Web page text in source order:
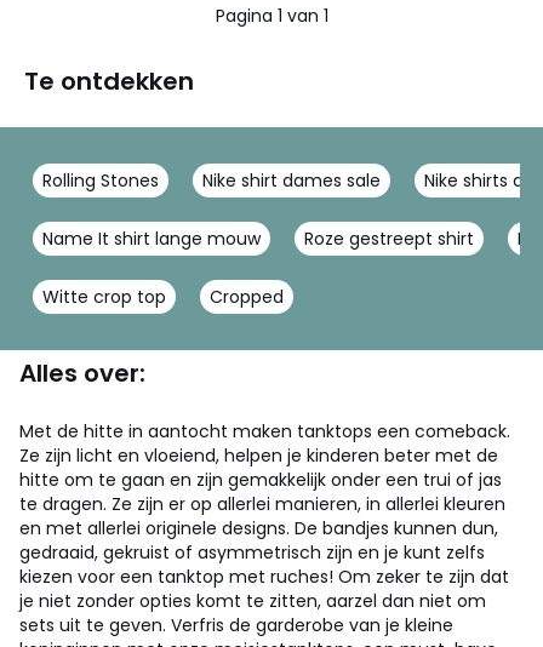
Pagina 1 van 1
Te ontdekken
Rolling Stones Nike shirt dames sale Nike shirts
Name It shirt lange mouw Roze gestreept shirt
Witte crop top Cropped
Alles over:
Met de hitte in aantocht maken tanktops een comeback.
Ze zijn licht en vloeiend, helpen je kinderen beter met de
hitte om te gaan en zijn gemakkelijk onder een trui of jas
te dragen. Ze zijn er op allerlei manieren, in allerlei kleuren
en met allerlei originele designs. De bandjes kunnen dun,
gedraaid, gekruist of asymmetrisch zijn en je kunt zelfs
kiezen voor een tanktop met ruches! Om zeker te zijn dat
je niet zonder opties komt te zitten, aarzel dan niet om
sets uit te geven. Verfris de garderobe van je kleine